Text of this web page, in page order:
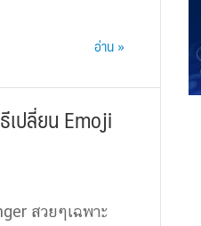
อ่าน »
ปลี่ยน Emoji
สวยๆเฉพาะ